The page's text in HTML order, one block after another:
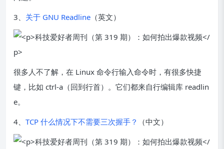
3、 关于 GNU Readline （英文）
很多人不了解，在 Linux 命令行输入命令时，有很多快捷
键，比如 ctrl-a（回到行首）。它们都来自行编辑库 readlin
e。
4、 TCP 什么情况下不需要三次握手？ （中文）